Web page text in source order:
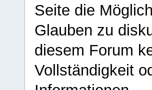
Seite die
Glauben zu
diesem Forum
Vollständigkeit